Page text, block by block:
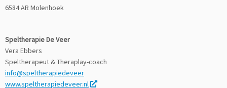
6584 AR Molenhoek
Speltherapie De Veer
Vera Ebbers
Speltherapeut & Theraplay-coach
info@speltherapiedeveer
www.speltherapiedeveer.nl